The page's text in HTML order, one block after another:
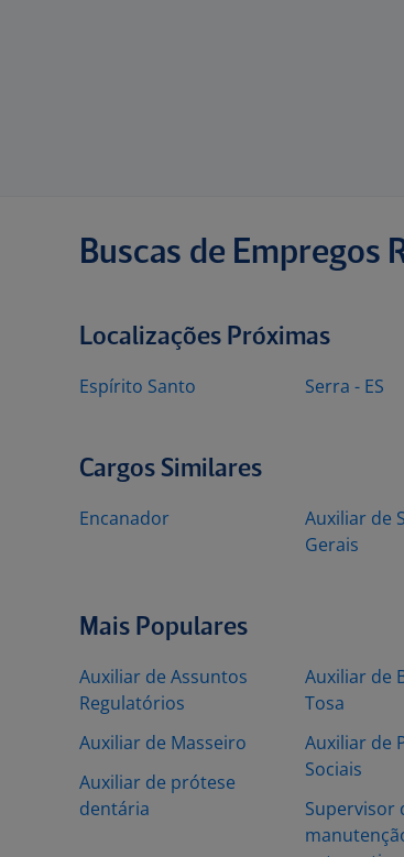
Buscas de Empregos
Localizações Próximas
Espírito Santo Serra - ES
Cargos Similares
Encanador
Auxiliar de
Gerais
Mais Populares
Auxiliar de Assuntos
Regulatórios
Auxiliar de Masseiro
Auxiliar de prótese
dentária
Auxiliar de
Tosa
Auxiliar de
Sociais
Supervisor